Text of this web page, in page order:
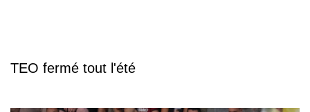
TEO fermé tout l'été